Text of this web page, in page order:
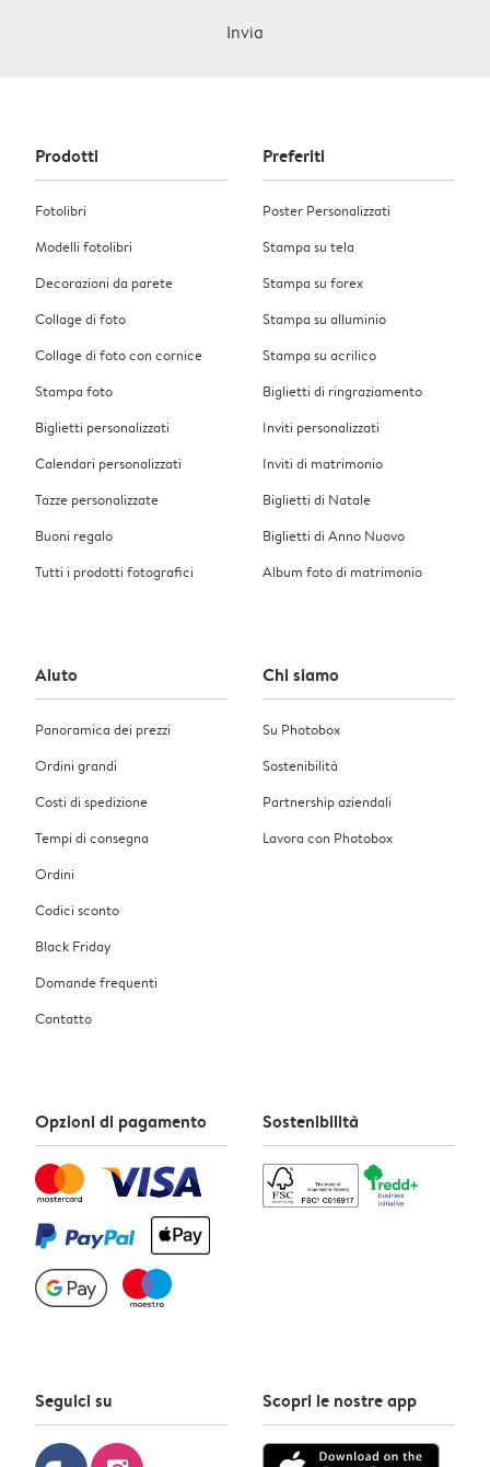
Invia
Prodotti
Fotolibri
Modelli fotolibri
Decorazioni da parete
Collage di foto
Collage di foto con cornice
Stampa foto
Biglietti personalizzati
Calendari personalizzati
Tazze personalizzate
Buoni regalo
Tutti i prodotti fotografici
Preferiti
Poster Personalizzati
Stampa su tela
Stampa su forex
Stampa su alluminio
Stampa su acrilico
Biglietti di ringraziamento
Inviti personalizzati
Inviti di matrimonio
Biglietti di Natale
Biglietti di Anno Nuovo
Album foto di matrimonio
Aiuto
Panoramica dei prezzi
Ordini grandi
Costi di spedizione
Tempi di consegna
Ordini
Codici sconto
Black Friday
Domande frequenti
Contatto
Chi siamo
Su Photobox
Sostenibilità
Partnership aziendali
Lavora con Photobox
Opzioni di pagamento Sostenibilità
Seguici su Scopri le nostre app